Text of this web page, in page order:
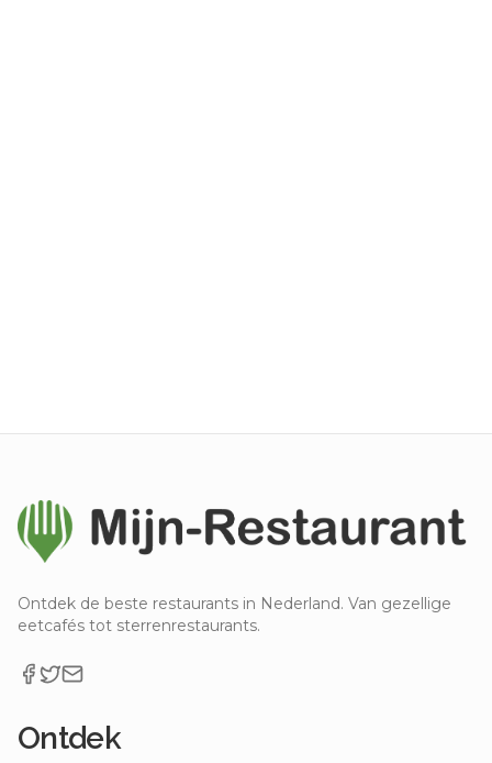
Ontdek de beste restaurants in Nederland. Van gezellige
eetcafés tot sterrenrestaurants.
Ontdek